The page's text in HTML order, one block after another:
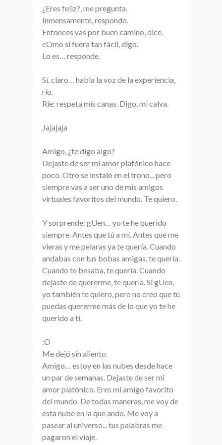
¿Eres feliz?, me pregunta.
Inmensamente, respondo.
Entonces vas por buen camino, dice.
cOmo si fuera tan fácil, digo.
Lo es… responde.
Sí, claro… habla la voz de la experiencia,
río.
Ríe: respeta mis canas. Digo, mi calva.
Jajajaja
Amigo, ¿te digo algo?
Dejaste de ser mi amor platónico hace
poco. Otro se instaló en el trono... pero
siempre vas a ser uno de mis amigos
virtuales favoritos del mundo. Te quiero.
Y sorprende: gUen… yo te he querido
siempre. Antes que tú a mí. Antes que me
vieras y me pelaras ya te quería. Cuando
andabas con tus bobas amigas, te quería.
Cuando te besaba, te quería. Cuando
dejaste de quererme, te quería. Sí gUen,
yo también te quiero, pero no creo que tú
puedas quererme más de lo que yo te he
querido a ti.
:O
Me dejó sin aliento.
Amigo… estoy en las nubes desde hace
un par de semanas. Dejaste de ser mi
amor platónico. Eres mi amigo favorito
del mundo. De todas maneras, me voy de
esta nube en la que ando. Me voy a
pasear al universo... tus palabras me
pagaron el viaje.